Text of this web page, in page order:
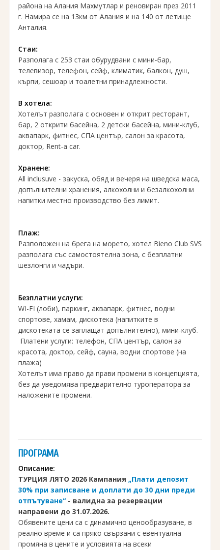
района на Алания Махмутлар и реновиран през 2011
г. Намира се на 13км от Алания и на 140 от летище
Анталия.
Стаи:
Разполага с 253 стаи обурудвани с мини-бар,
телевизор, телефон, сейф, климатик, балкон, душ,
кърпи, сешоар и тоалетни принадлежности.
В хотела:
Хотелът разполага с основен и открит ресторант,
бар, 2 открити басейна, 2 детски басейна, мини-клуб,
аквапарк, фитнес, СПА център, салон за красота,
доктор, Rent-a car.
Хранене:
Аll inclusuve - закуска, обяд и вечеря на шведска маса,
допълнителни хранения, алкохолни и безалкохолни
напитки местно производство без лимит.
Плаж:
Разположен на брега на морето, хотел Bieno Club SVS
разполага със самостоятелна зона, с безплатни
шезлонги и чадъри.
Безплатни услуги:
WI-FI (лоби), паркинг, аквапарк, фитнес, водни
спортове, хамам, дискотека (напитките в
дискотеката се заплащат допълнително), мини-клуб.
Платени услуги: телефон, СПА център, салон за
красота, доктор, сейф, сауна, водни спортове (на
плажа)
Хотелът има право да прави промени в концепцията,
без да уведомява предварително туроператора за
наложените промени.
ПРОГРАМА
Описание:
ТУРЦИЯ ЛЯТО 2026 Кампания „Плати депозит
30% при записване и доплати до 30 дни преди
отпътуване“ - валидна за резервации
направени до 31.07.2026.
Обявените цени са с динамично ценообразуване, в
реално време и са пряко свързани с евентуална
промяна в цените и условията на всеки